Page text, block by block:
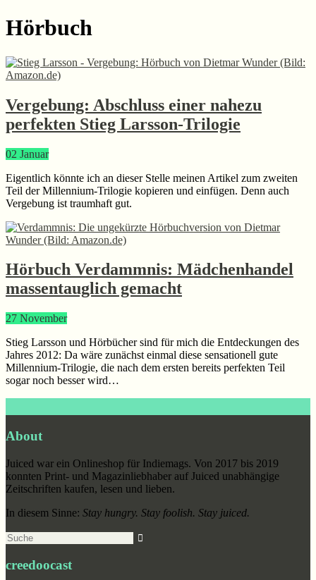
Hörbuch
Vergebung: Abschluss einer nahezu
perfekten Stieg Larsson-Trilogie
02 Januar
Eigentlich könnte ich an dieser Stelle meinen Artikel zum zweiten
Teil der Millennium-Trilogie kopieren und einfügen. Denn auch
Vergebung ist traumhaft gut.
Hörbuch Verdammnis: Mädchenhandel
massentauglich gemacht
27 November
Stieg Larsson und Hörbücher sind für mich die Entdeckungen des
Jahres 2012: Da wäre zunächst einmal diese sensationell gute
Millennium-Trilogie, die nach dem ersten bereits perfekten Teil
sogar noch besser wird…
About
Juiced war ein Onlineshop für Indiemags. Von 2017 bis 2019
konnten Print- und Magazinliebhaber auf Juiced unabhängige
Zeitschriften kaufen, lesen und lieben.
In diesem Sinne: Stay hungry. Stay foolish. Stay juiced.
Suche
creedoocast